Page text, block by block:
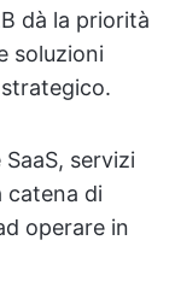
dà la priorità
soluzioni
servizi
catena di
operare in